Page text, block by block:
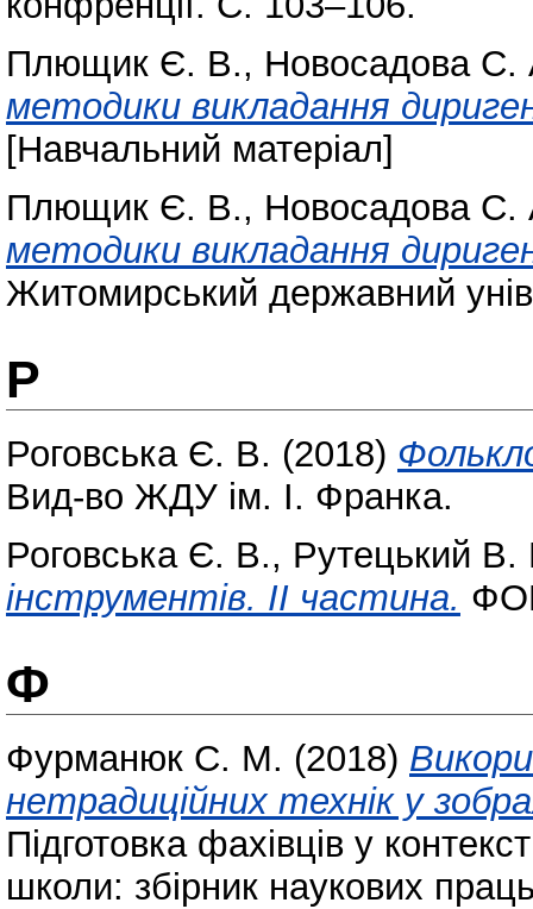
Плющик Є. В., Новосадова С.
методики викладання
[Навчальний матеріал]
Плющик Є. В., Новосадова С.
методики викладання
Житомирський державний
Р
Роговська Є. В. (2018)
Вид-во ЖДУ ім. І. Франка.
Роговська Є. В., Рутецький В.
інструментів. ІІ частина.
Ф
Фурманюк С. М. (2018)
нетрадиційних технік у
Підготовка фахівців у
школи: збірник наукових